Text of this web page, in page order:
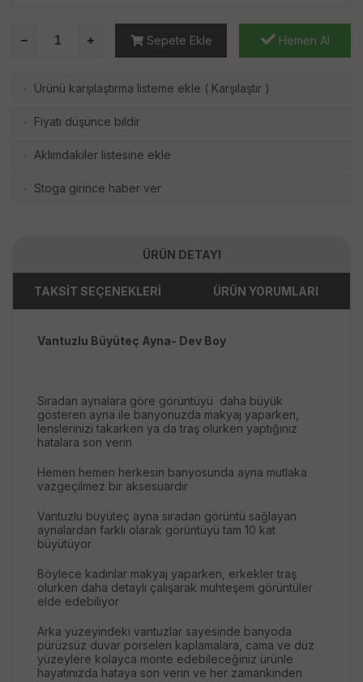
Sepete Ekle Hemen Al
· Ürünü karşılaştırma listeme ekle ( Karşılaştır )
· Fiyatı düşünce bildir
· Aklımdakiler listesine ekle
· Stoga girince haber ver
ÜRÜN DETAYI
TAKSİT SEÇENEKLERİ ÜRÜN YORUMLARI
Vantuzlu Büyüteç Ayna- Dev Boy
Sıradan aynalara göre görüntüyü daha büyük
gösteren ayna ile banyonuzda makyaj yaparken,
lenslerinizi takarken ya da traş olurken yaptığınız
hatalara son verin
Hemen hemen herkesin banyosunda ayna mutlaka
vazgeçilmez bir aksesuardır
Vantuzlu büyüteç ayna sıradan görüntü sağlayan
aynalardan farklı olarak görüntüyü tam 10 kat
büyütüyor
Böylece kadınlar makyaj yaparken, erkekler traş
olurken daha detaylı çalışarak muhteşem görüntüler
elde edebiliyor
Arka yüzeyindeki vantuzlar sayesinde banyoda
pürüzsüz duvar porselen kaplamalara, cama ve düz
yüzeylere kolayca monte edebileceğiniz ürünle
hayatınızda hataya son verin ve her zamankinden